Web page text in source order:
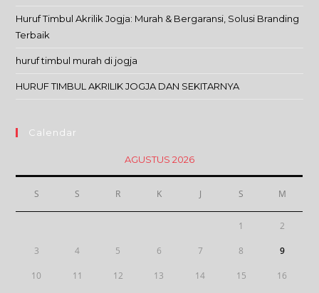
Huruf Timbul Akrilik Jogja: Murah & Bergaransi, Solusi Branding
Terbaik
huruf timbul murah di jogja
HURUF TIMBUL AKRILIK JOGJA DAN SEKITARNYA
Calendar
AGUSTUS 2026
S S R K J S M
1 2
3 4 5 6 7 8 9
10 11 12 13 14 15 16